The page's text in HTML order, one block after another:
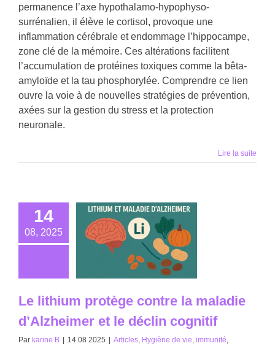
permanence l’axe hypothalamo-hypophyso-
surrénalien, il élève le cortisol, provoque une
inflammation cérébrale et endommage l’hippocampe,
zone clé de la mémoire. Ces altérations facilitent
l’accumulation de protéines toxiques comme la bêta-
amyloïde et la tau phosphorylée. Comprendre ce lien
ouvre la voie à de nouvelles stratégies de prévention,
axées sur la gestion du stress et la protection
neuronale.
Lire la suite
14
08, 2025
Le lithium protège contre la maladie
d’Alzheimer et le déclin cognitif
Par karine B 14 08 2025 Articles, Hygiène de vie, immunité,